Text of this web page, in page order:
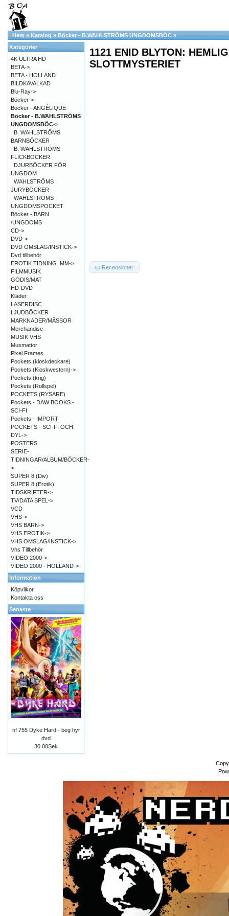
Hem » Katalog » Böcker - B.WAHLSTRÖMS UNGDOMSBÖC »
1121 ENID BLYTON:
SLOTTMYSTERIET
Recensioner
Kategorier
4K ULTRA HD
BETA->
BETA - HOLLAND
BILDKAVALKAD
Blu-Ray->
Böcker->
Böcker - ANGÉLIQUE
Böcker - B.WAHLSTRÖMS
UNGDOMSBÖC->
B. WAHLSTRÖMS
BARNBÖCKER
B. WAHLSTRÖMS
FLICKBÖCKER
DJURBÖCKER FÖR
UNGDOM
WAHLSTRÖMS
JURYBÖCKER
WAHLSTRÖMS
UNGDOMSPOCKET
Böcker - BARN
/UNGDOMS
CD->
DVD->
DVD OMSLAG/INSTICK->
Dvd tillbehör
EROTIK TIDNING .MM->
FILMMUSIK
GODIS/MAT
HD-DVD
Kläder
LASERDISC
LJUDBÖCKER
MARKNADER/MÄSSOR
Merchandise
MUSIK VHS
Musmattor
Pixel Frames
Pockets (kioskdeckare)
Pockets (Kioskwestern)->
Pockets (krig)
Pockets (Rollspel)
POCKETS (RYSARE)
Pockets - DAW BOOKS -
SCI-FI
Pockets - IMPORT
POCKETS - SCI-FI OCH
DYL->
POSTERS
SERIE-
TIDNINGAR/ALBUM/BÖCKER-
>
SUPER 8 (Div)
SUPER 8 (Erotik)
TIDSKRIFTER->
TV/DATA SPEL->
VCD
VHS->
VHS BARN->
VHS EROTIK->
VHS OMSLAG/INSTICK->
Vhs Tillbehör
VIDEO 2000->
VIDEO 2000 - HOLLAND->
Information
Köpvilkor
Kontakta oss
Senaste
nf 755 Dyke Hard - beg hyr
dvd
30.00Sek